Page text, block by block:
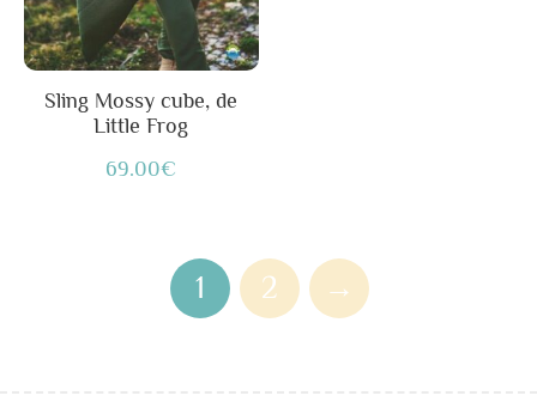
être
choisies
surSling Mossy cube, de
Little Frog
69.00€
1 2 →